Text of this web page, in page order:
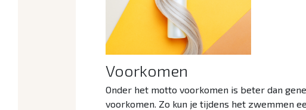
Voorkomen
Onder het motto voorkomen is beter dan
voorkomen. Zo kun je tijdens het zwemmen